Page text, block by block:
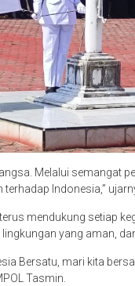
Melalui semangat
Indonesia,”
mendukung setiap
yang aman,
Bersatu, mari kita
Tasmin.